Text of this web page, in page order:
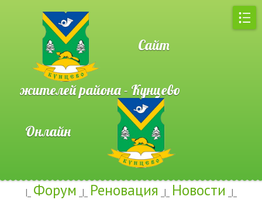
Сайт
жителей района - Кунцево
Онлайн
|_ Форум _|_ Реновация _|_ Новости _|_